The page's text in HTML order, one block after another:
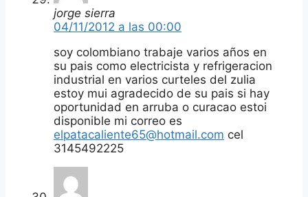
jorge sierra
04/11/2012 a las 00:00
soy colombiano trabaje varios años en
su pais como electricista y refrigeracion
industrial en varios curteles del zulia
estoy mui agradecido de su pais si hay
oportunidad en arruba o curacao estoi
disponible mi correo es
elpatacaliente65@hotmail.com cel
3145492225